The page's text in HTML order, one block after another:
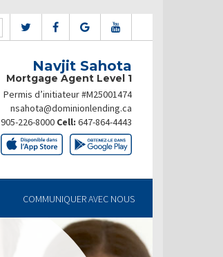
Navjit Sahota
Mortgage Agent Level 1
Permis d’initiateur #M25001474
nsahota@dominionlending.ca
905-226-8000 Cell: 647-864-4443
COMMUNIQUER AVEC NOUS